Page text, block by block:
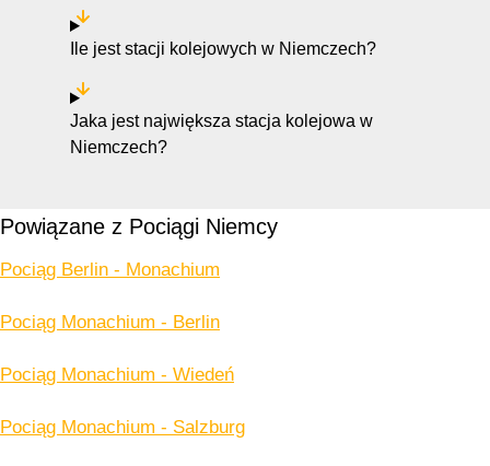
Ile jest stacji kolejowych w Niemczech?
Jaka jest największa stacja kolejowa w
Niemczech?
Powiązane z Pociągi Niemcy
Pociąg Berlin - Monachium
Pociąg Monachium - Berlin
Pociąg Monachium - Wiedeń
Pociąg Monachium - Salzburg